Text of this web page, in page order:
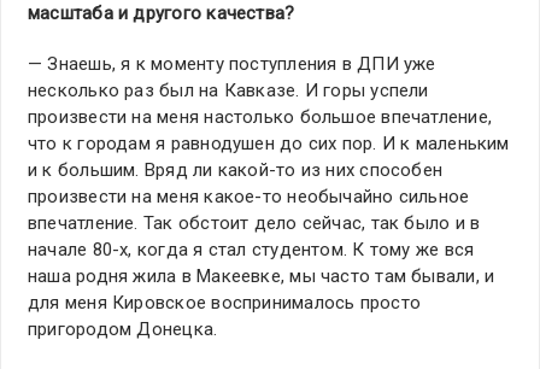
масштаба и другого качества?
— Знаешь, я к моменту поступления в ДПИ уже
несколько раз был на Кавказе. И горы успели
произвести на меня настолько большое впечатление,
что к городам я равнодушен до сих пор. И к маленьким
и к большим. Вряд ли какой-то из них способен
произвести на меня какое-то необычайно сильное
впечатление. Так обстоит дело сейчас, так было и в
начале 80-х, когда я стал студентом. К тому же вся
наша родня жила в Макеевке, мы часто там бывали, и
для меня Кировское воспринималось просто
пригородом Донецка.